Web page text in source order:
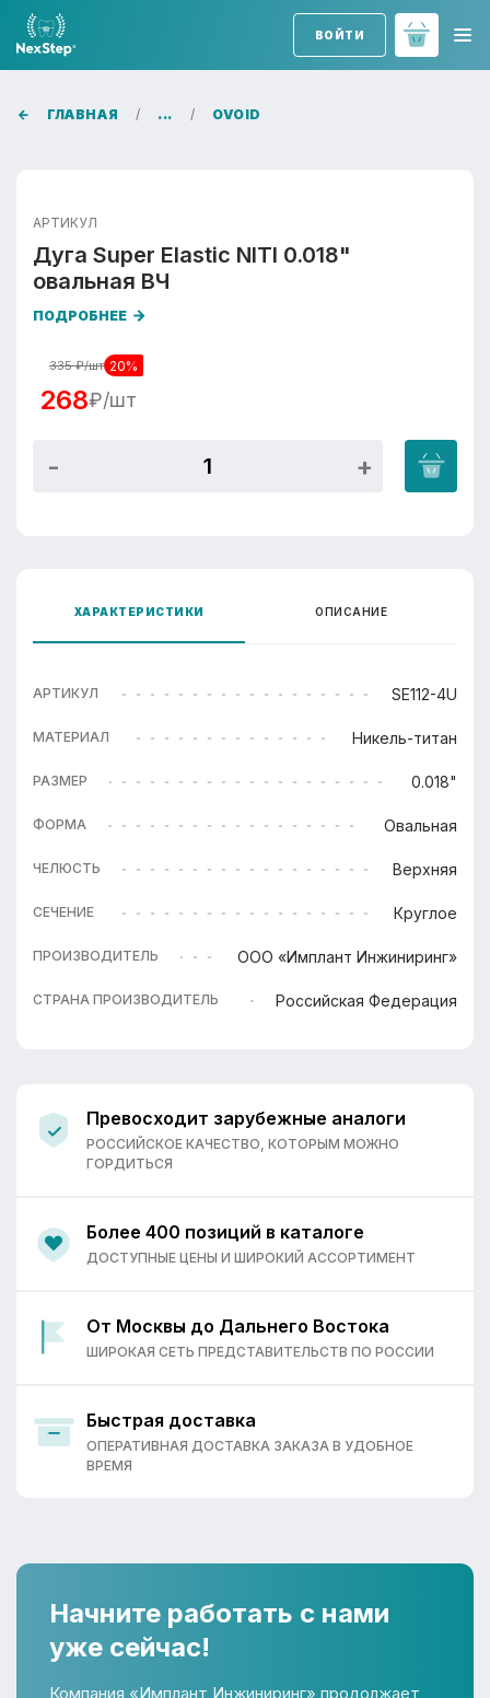
ВОЙТИ
ГЛАВНАЯ ... OVOID
АРТИКУЛ
Дуга Super Elastic NITI 0.018"
овальная ВЧ
ПОДРОБНЕЕ
335 ₽/шт 20%
268₽/шт
ХАРАКТЕРИСТИКИ ОПИСАНИЕ
АРТИКУЛ SE112-4U
МАТЕРИАЛ Никель-титан
РАЗМЕР 0.018"
ФОРМА Овальная
ЧЕЛЮСТЬ Верхняя
СЕЧЕНИЕ Круглое
ПРОИЗВОДИТЕЛЬ ООО «Имплант Инжиниринг»
СТРАНА ПРОИЗВОДИТЕЛЬ Российская Федерация
Превосходит зарубежные аналоги
РОССИЙСКОЕ КАЧЕСТВО, КОТОРЫМ МОЖНО
ГОРДИТЬСЯ
Более 400 позиций в каталоге
ДОСТУПНЫЕ ЦЕНЫ И ШИРОКИЙ АССОРТИМЕНТ
От Москвы до Дальнего Востока
ШИРОКАЯ СЕТЬ ПРЕДСТАВИТЕЛЬСТВ ПО РОССИИ
Быстрая доставка
ОПЕРАТИВНАЯ ДОСТАВКА ЗАКАЗА В УДОБНОЕ
ВРЕМЯ
Начните работать с нами
уже сейчас!
Компания «Имплант Инжиниринг» продолжает